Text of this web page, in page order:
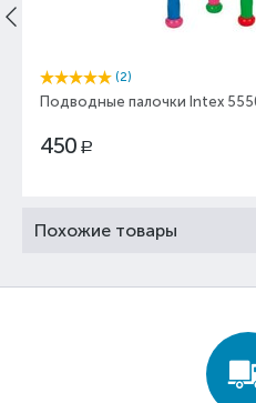
(2)
Подводные палочки Intex
450 Р
Похожие товары